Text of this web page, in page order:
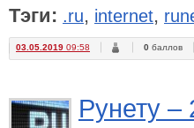
Тэги: .ru, internet,
03.05.2019 09:58 0 баллов
Рунету –